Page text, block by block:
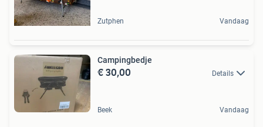
Zutphen Vandaag
Campingbedje
€ 30,00 Details
Beek Vandaag